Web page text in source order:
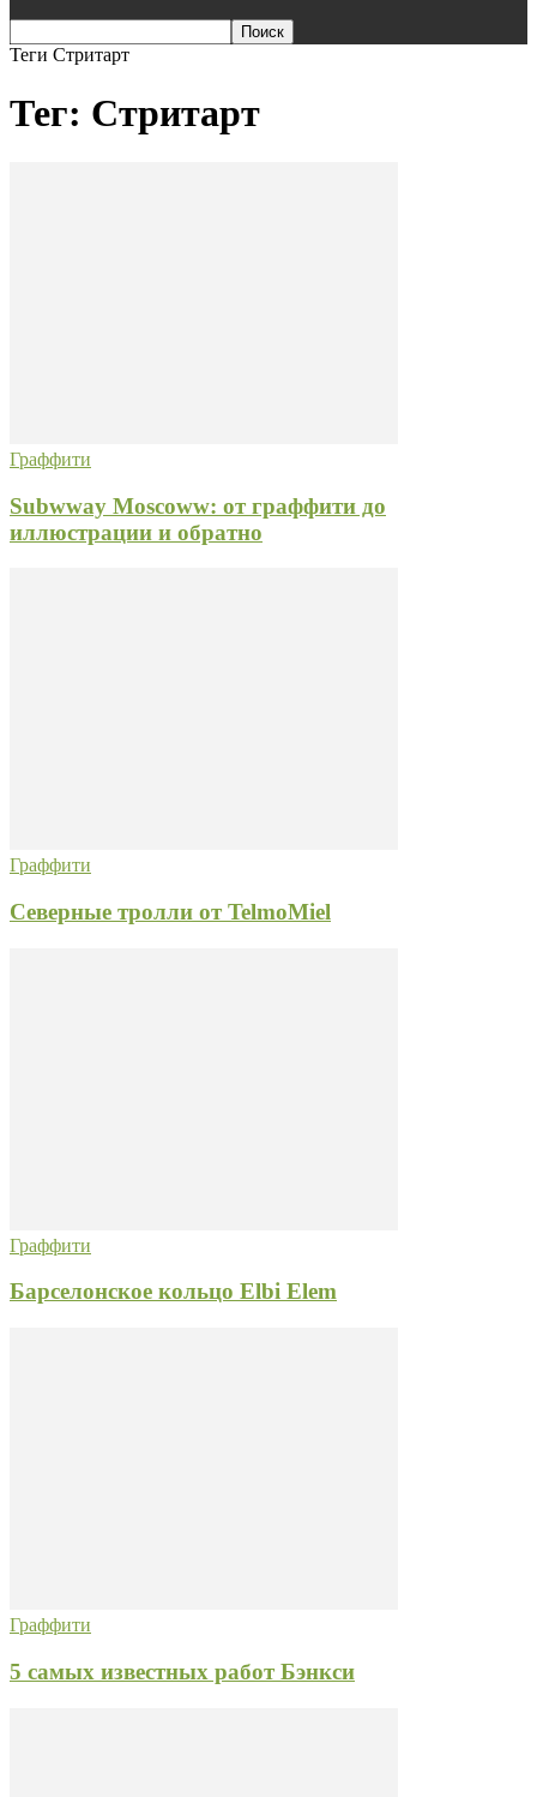
Теги Стритарт
Тег: Стритарт
Граффити
Subwway Moscoww: от граффити до
иллюстрации и обратно
Граффити
Северные тролли от TelmoMiel
Граффити
Барселонское кольцо Elbi Elem
Граффити
5 самых известных работ Бэнкси